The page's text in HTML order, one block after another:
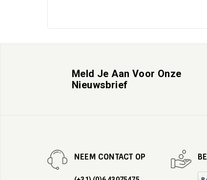
Meld Je Aan Voor Onze
Nieuwsbrief
NEEM CONTACT OP